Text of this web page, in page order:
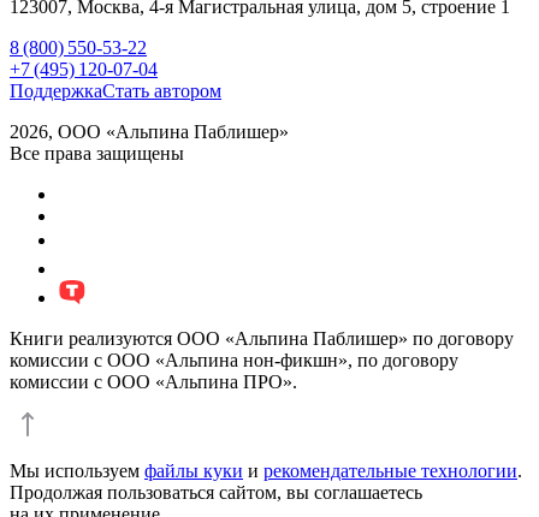
123007, Москва, 4-я Магистральная улица, дом 5, строение 1
8 (800) 550-53-22
+7 (495) 120-07-04
ПоддержкаСтать автором
2026, ООО «Альпина Паблишер»
Все права защищены
Книги реализуются ООО «Альпина Паблишер» по договору
комиссии с ООО «Альпина нон-фикшн», по договору
комиссии с ООО «Альпина ПРО».
Мы используем файлы куки и рекомендательные технологии.
Продолжая пользоваться сайтом, вы соглашаетесь